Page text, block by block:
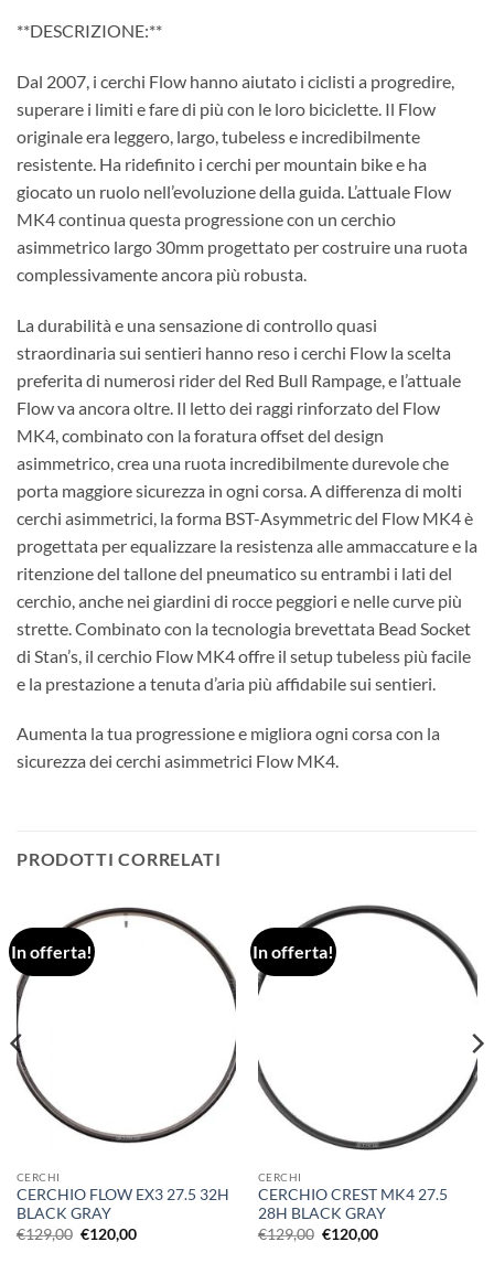
**DESCRIZIONE:**
Dal 2007, i cerchi Flow hanno aiutato i ciclisti a progredire,
superare i limiti e fare di più con le loro biciclette. Il Flow
originale era leggero, largo, tubeless e incredibilmente
resistente. Ha ridefinito i cerchi per mountain bike e ha
giocato un ruolo nell’evoluzione della guida. L’attuale Flow
MK4 continua questa progressione con un cerchio
asimmetrico largo 30mm progettato per costruire una ruota
complessivamente ancora più robusta.
La durabilità e una sensazione di controllo quasi
straordinaria sui sentieri hanno reso i cerchi Flow la scelta
preferita di numerosi rider del Red Bull Rampage, e l’attuale
Flow va ancora oltre. Il letto dei raggi rinforzato del Flow
MK4, combinato con la foratura offset del design
asimmetrico, crea una ruota incredibilmente durevole che
porta maggiore sicurezza in ogni corsa. A differenza di molti
cerchi asimmetrici, la forma BST-Asymmetric del Flow MK4 è
progettata per equalizzare la resistenza alle ammaccature e la
ritenzione del tallone del pneumatico su entrambi i lati del
cerchio, anche nei giardini di rocce peggiori e nelle curve più
strette. Combinato con la tecnologia brevettata Bead Socket
di Stan’s, il cerchio Flow MK4 offre il setup tubeless più facile
e la prestazione a tenuta d’aria più affidabile sui sentieri.
Aumenta la tua progressione e migliora ogni corsa con la
sicurezza dei cerchi asimmetrici Flow MK4.
PRODOTTI CORRELATI
In offerta!
CERCHI
CERCHIO FLOW EX3 27.5 32H
BLACK GRAY
€129,00 Il
prezzo
€120,00Il
In offerta!
CERCHI
CERCHIO CREST MK4 27.5
28H BLACK GRAY
€129,00 Il
prezzo
€120,00Il